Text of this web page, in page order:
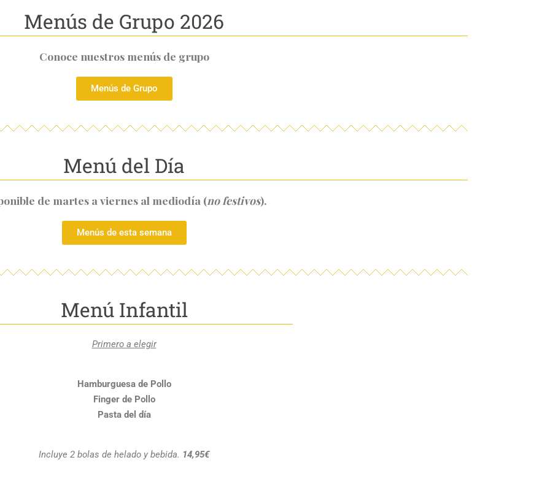
Menús de Grupo 2026
Conoce nuestros menús de grupo
Menús de Grupo
Menú del Día
de martes a viernes al mediodía (no festivos).
Menús de esta semana
Menú Infantil
Primero a elegir
Hamburguesa de Pollo
Finger de Pollo
Pasta del día
Incluye 2 bolas de helado y bebida. 14,95€